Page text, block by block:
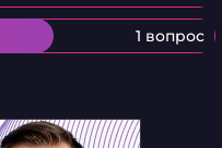
1 вопрос